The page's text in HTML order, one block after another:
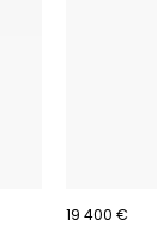
19 400 €